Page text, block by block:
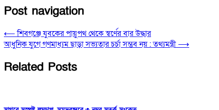
Post navigation
⟵ শিবগঞ্জে যুবকের পায়ুপথ থেকে স্বর্ণের বার উদ্ধার
আধুনিক যুগে গণমাধ্যম ছাড়া সভ্যতার চর্চা সম্ভব নয় : তথ্যমন্ত্রী ⟶
Related Posts